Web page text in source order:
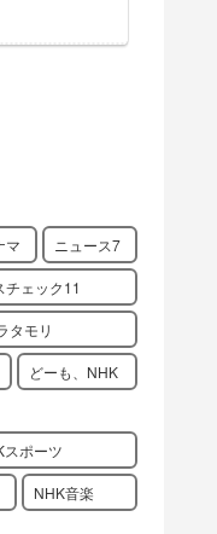
マ ニュース7
チェック11
タモリ
どーも、NHK
スポーツ
NHK音楽